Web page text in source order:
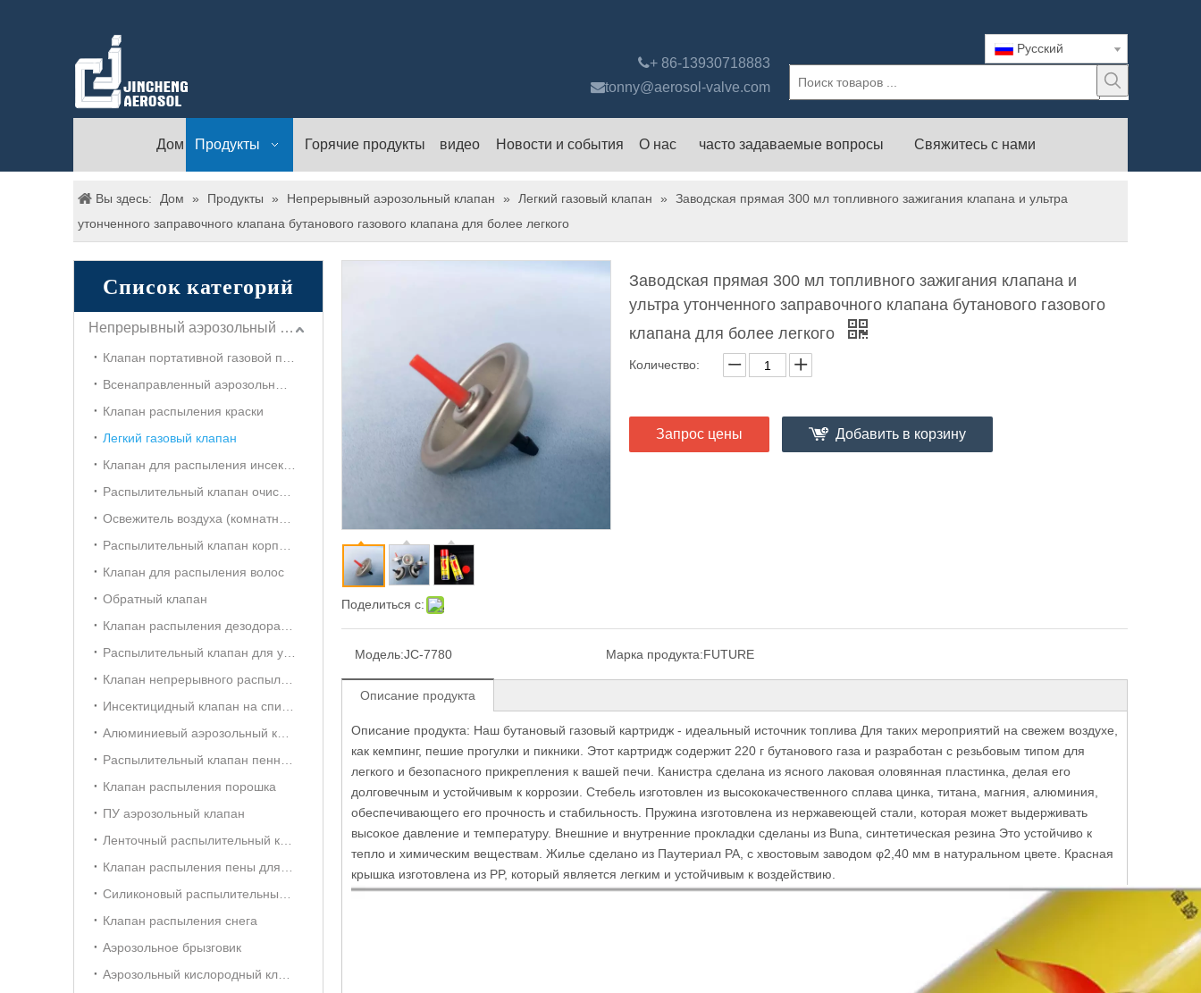
+ 86-13930718883
tonny@aerosol-valve.com
Pусский
Дом Продукты Горячие продукты видео Новости и события О нас часто задаваемые вопросы Свяжитесь с нами
Вы здесь: Дом » Продукты » Непрерывный аэрозольный клапан » Легкий газовый клапан »
Заводская прямая 300 мл топливного зажигания клапана и ультра
утонченного заправочного клапана бутанового газового клапана для более легкого
Список категорий
Непрерывный аэрозольный клапан
Клапан распыления краски
Легкий газовый клапан
Клапан для распыления волос
Обратный клапан
Клапан распыления порошка
ПУ аэрозольный клапан
Клапан распыления снега
Аэрозольное брызговик
Поделиться с:
Заводская прямая 300 мл топливного зажигания клапана и
ультра утонченного заправочного клапана бутанового газового
клапана для более легкого
Количество:
Запрос цены Добавить в корзину
Модель:JC-7780 Марка продукта:FUTURE
Описание продукта
Описание продукта: Наш бутановый газовый картридж - идеальный источник топлива Для таких мероприятий на свежем воздухе,
как кемпинг, пешие прогулки и пикники. Этот картридж содержит 220 г бутанового газа и разработан с резьбовым типом для
легкого и безопасного прикрепления к вашей печи. Канистра сделана из ясного лаковая оловянная пластинка , делая его
долговечным и устойчивым к коррозии. Стебель изготовлен из высококачественного сплава цинка, титана, магния, алюминия,
обеспечивающего его прочность и стабильность. Пружина изготовлена ​​из нержавеющей стали, которая может выдерживать
высокое давление и температуру. Внешние и внутренние прокладки сделаны из Buna, синтетическая резина Это устойчиво к
тепло и химическим веществам. Жилье сделано из Паутериал PA , с хвостовым заводом φ2,40 мм в натуральном цвете. Красная
крышка изготовлена ​​из PP, который является легким и устойчивым к воздействию.